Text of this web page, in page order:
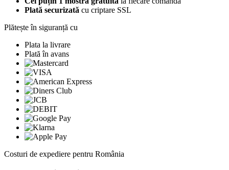
Plată securizată cu criptare SSL
Plătește în siguranță cu
Plata la livrare
Plată în avans
Costuri de expediere pentru România